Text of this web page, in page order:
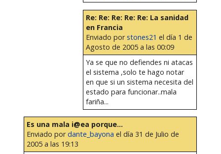
Re: Re: Re: Re: Re: La sanidad
en Francia
Enviado porstones21 el día 1 de
Agosto de 2005 a las 00:09
Ya se que no defiendes ni atacas
el sistema ,solo te hago notar
en que si un sistema necesita del
estado para funcionar..mala
fariña...
Es una mala i@ea porque...
Enviado pordante_bayona el día 31 de Julio de
2005 a las 19:13